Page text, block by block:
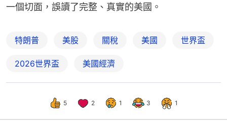
一個切面，誤讀了完整、真實的美國。
特朗普 美股 關稅 美國 世界盃
2026世界盃 美國經濟
5 2 1 3 1